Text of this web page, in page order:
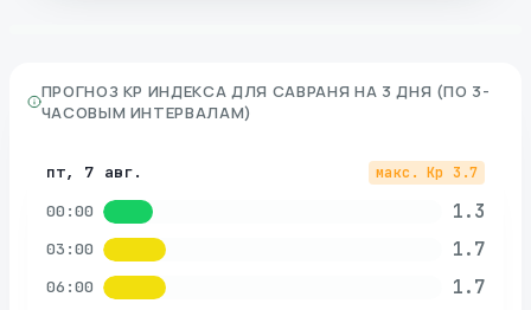
ПРОГНОЗ KP ИНДЕКСА ДЛЯ САВРАНЯ НА 3 ДНЯ (ПО 3-
ЧАСОВЫМ ИНТЕРВАЛАМ)
пт, 7 авг. макс. Kp 3.7
00:00 1.3
03:00 1.7
06:00 1.7